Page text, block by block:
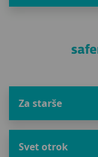
Za starše
Svet otrok